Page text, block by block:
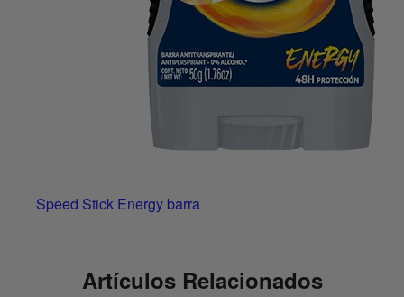
Speed Stick Energy barra
Artículos Relacionados